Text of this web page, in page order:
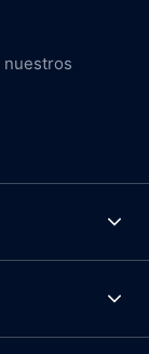
nuestros